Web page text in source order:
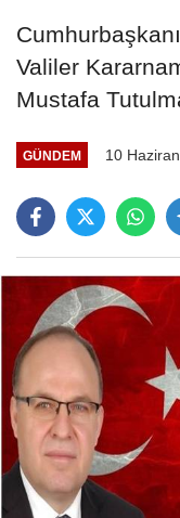
Valiler
Mustafa
GÜNDEM 10